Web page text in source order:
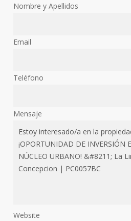
Nombre y Apellidos
Email
Teléfono
Mensaje
Website